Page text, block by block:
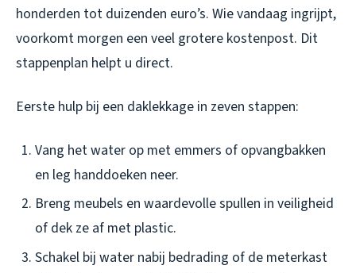
honderden tot duizenden euro’s. Wie vandaag ingrijpt,
voorkomt morgen een veel grotere kostenpost. Dit
stappenplan helpt u direct.
Eerste hulp bij een daklekkage in zeven stappen:
Vang het water op met emmers of opvangbakken
en leg handdoeken neer.
Breng meubels en waardevolle spullen in veiligheid
of dek ze af met plastic.
Schakel bij water nabij bedrading of de meterkast